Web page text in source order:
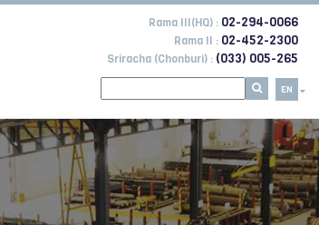
Rama III(HQ) : 02-294-0066
Rama II : 02-452-2300
Sriracha (Chonburi) : (033) 005-265
EN